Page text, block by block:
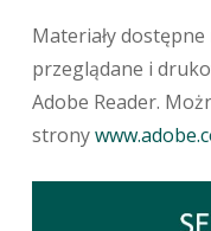
Materiały
przeglądane i
Adobe Reader.
strony